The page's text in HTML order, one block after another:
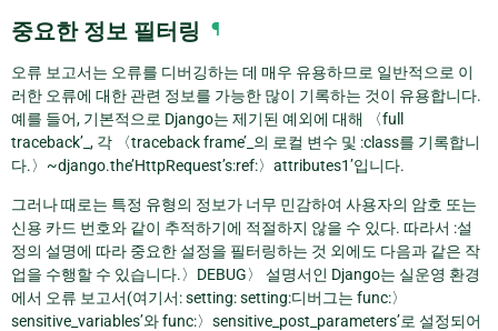
중요한 정보 필터링 ¶
오류 보고서는 오류를 디버깅하는 데 매우 유용하므로 일반적으로 이
러한 오류에 대한 관련 정보를 가능한 많이 기록하는 것이 유용합니다.
예를 들어, 기본적으로 Django는 제기된 예외에 대해 〈full
traceback’_, 각 〈traceback frame’_의 로컬 변수 및 :class를 기록합니
다.〉~django.the’HttpRequest’s:ref:〉attributes1’입니다.
그러나 때로는 특정 유형의 정보가 너무 민감하여 사용자의 암호 또는
신용 카드 번호와 같이 추적하기에 적절하지 않을 수 있다. 따라서 :설
정의 설명에 따라 중요한 설정을 필터링하는 것 외에도 다음과 같은 작
업을 수행할 수 있습니다.〉DEBUG〉 설명서인 Django는 실운영 환경
에서 오류 보고서(여기서: setting: setting:디버그는 func:〉
sensitive_variables’와 func:〉sensitive_post_parameters’로 설정되어